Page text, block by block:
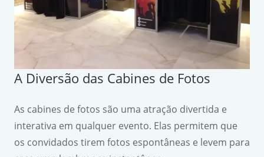
A Diversão das Cabines de Fotos
As cabines de fotos são uma atração divertida e
interativa em qualquer evento. Elas permitem que
os convidados tirem fotos espontâneas e levem para